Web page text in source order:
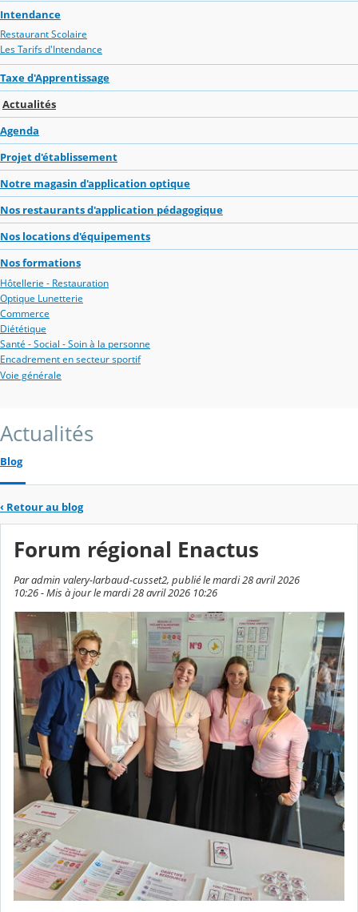
Intendance
Restaurant Scolaire
Les Tarifs d'Intendance
Taxe d'Apprentissage
Actualités
Agenda
Projet d'établissement
Notre magasin d'application optique
Nos restaurants d'application pédagogique
Nos locations d'équipements
Nos formations
Hôtellerie - Restauration
Optique Lunetterie
Commerce
Diététique
Santé - Social - Soin à la personne
Encadrement en secteur sportif
Voie générale
Actualités
Blog
‹ Retour au blog
Forum régional Enactus
Par admin valery-larbaud-cusset2, publié le mardi 28 avril 2026
10:26 - Mis à jour le mardi 28 avril 2026 10:26